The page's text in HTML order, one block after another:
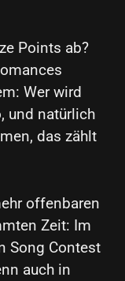
Points ab?
Wer wird
und natürlich
das zählt
offenbaren
Zeit: Im
Song Contest
auch in